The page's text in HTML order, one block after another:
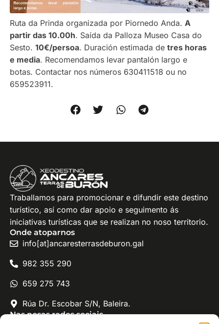
Ruta da Prinda organizada por Piornedo Anda. A
partir das 10.00h. Saída da Palloza Museo Casa do
Sesto. 10€/persoa. Duración estimada de tres horas
e media. Recomendamos levar pantalón largo e
botas. Contactar nos números 630411518 ou no
659523911.
Traballamos para promocionar e difundir este destino
turístico, así como dar apoio e seguimento ás
iniciativas turísticas que se realizan no noso territorio.
Onde atoparnos
info[at]ancaresterrasdeburon.gal
982 355 290
659 275 743
Rúa Dr. Escobar S/N, Baleira.
Nas nosas redes sociais